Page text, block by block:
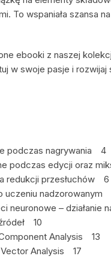
To wspaniała szansa
ebooki z naszej
w swoje pasje i
podczas nagrywania 4
podczas edycji oraz
redukcji przesłuchów 6
uczeniu nadzorowanym
neuronowe –
10
Analysis 13
Analysis 17